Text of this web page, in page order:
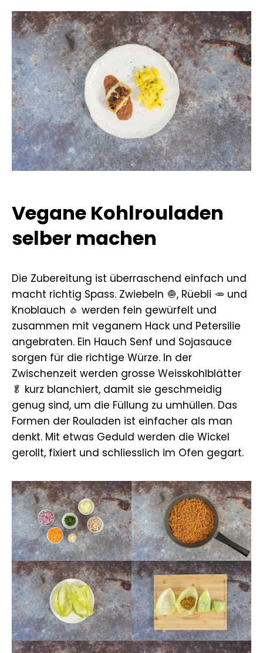
Vegane Kohlrouladen
selber machen
Die Zubereitung ist überraschend einfach und
macht richtig Spass. Zwiebeln 🧅, Rüebli 🥕 und
Knoblauch 🧄 werden fein gewürfelt und
zusammen mit veganem Hack und Petersilie
angebraten. Ein Hauch Senf und Sojasauce
sorgen für die richtige Würze. In der
Zwischenzeit werden grosse Weisskohlblätter
🥬 kurz blanchiert, damit sie geschmeidig
genug sind, um die Füllung zu umhüllen. Das
Formen der Rouladen ist einfacher als man
denkt. Mit etwas Geduld werden die Wickel
gerollt, fixiert und schliesslich im Ofen gegart.